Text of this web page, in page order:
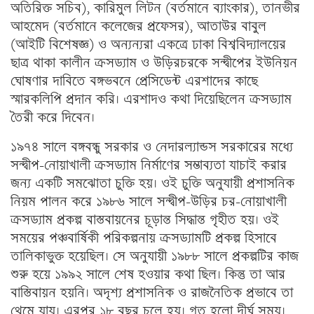
অতিরিক্ত সচিব), কারিমুল লিটন (বর্তমানে ব্যাংকার), তানভীর
আহমেদ (বর্তমানে কলেজের প্রফেসর), আতাউর বাবুল
(আইটি বিশেষজ্ঞ) ও অন্যন্যরা একত্রে ঢাকা বিশ্ববিদ্যালয়ের
ছাত্র থাকা কালীন ক্রসড্যাম ও উড়িরচরকে সন্দ্বীপের ইউনিয়ন
ঘোষণার দাবিতে বঙ্গভবনে প্রেসিডেন্ট এরশাদের কাছে
স্মারকলিপি প্রদান করি। এরশাদও কথা দিয়েছিলেন ক্রসড্যাম
তৈরী করে দিবেন।
১৯৭৪ সালে বঙ্গবন্ধু সরকার ও নেদারল্যান্ডস সরকারের মধ্যে
সন্দ্বীপ-নোয়াখালী ক্রসড্যাম নির্মাণের সম্ভাব্যতা যাচাই করার
জন্য একটি সমঝোতা চুক্তি হয়। ওই চুক্তি অনুযায়ী প্রশাসনিক
নিয়ম পালন করে ১৯৮৬ সালে সন্দ্বীপ-উড়ির চর-নোয়াখালী
ক্রসড্যাম প্রকল্প বাস্তবায়নের চূড়ান্ত সিদ্ধান্ত গৃহীত হয়। ওই
সময়ের পঞ্চবার্ষিকী পরিকল্পনায় ক্রসড্যামটি প্রকল্প হিসাবে
তালিকাভুক্ত হয়েছিল। সে অনুযায়ী ১৯৮৮ সালে প্রকল্পটির কাজ
শুরু হয়ে ১৯৯২ সালে শেষ হওয়ার কথা ছিল। কিন্তু তা আর
বাস্তিবায়ন হয়নি। অদৃশ্য প্রশাসনিক ও রাজনৈতিক প্রভাবে তা